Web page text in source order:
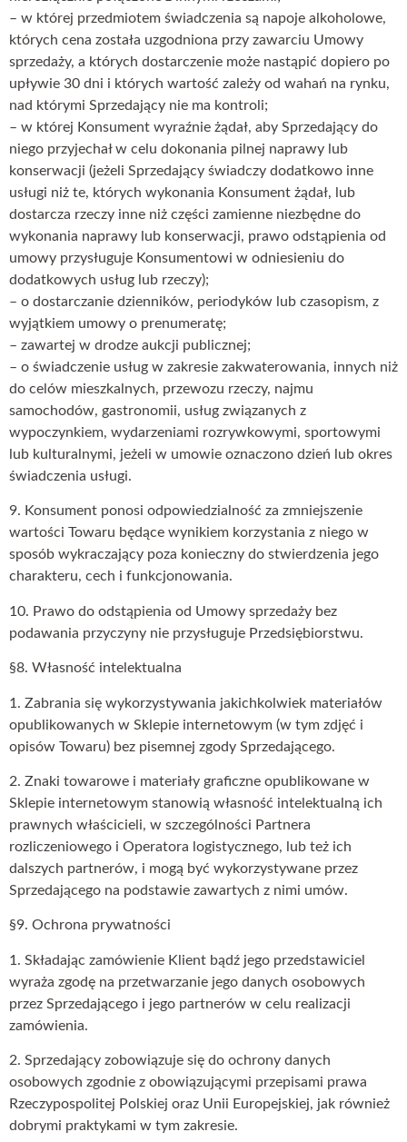
– w której przedmiotem świadczenia są napoje alkoholowe,
których cena została uzgodniona przy zawarciu Umowy
sprzedaży, a których dostarczenie może nastąpić dopiero po
upływie 30 dni i których wartość zależy od wahań na rynku,
nad którymi Sprzedający nie ma kontroli;
– w której Konsument wyraźnie żądał, aby Sprzedający do
niego przyjechał w celu dokonania pilnej naprawy lub
konserwacji (jeżeli Sprzedający świadczy dodatkowo inne
usługi niż te, których wykonania Konsument żądał, lub
dostarcza rzeczy inne niż części zamienne niezbędne do
wykonania naprawy lub konserwacji, prawo odstąpienia od
umowy przysługuje Konsumentowi w odniesieniu do
dodatkowych usług lub rzeczy);
– o dostarczanie dzienników, periodyków lub czasopism, z
wyjątkiem umowy o prenumeratę;
– zawartej w drodze aukcji publicznej;
– o świadczenie usług w zakresie zakwaterowania, innych niż
do celów mieszkalnych, przewozu rzeczy, najmu
samochodów, gastronomii, usług związanych z
wypoczynkiem, wydarzeniami rozrywkowymi, sportowymi
lub kulturalnymi, jeżeli w umowie oznaczono dzień lub okres
świadczenia usługi.
9. Konsument ponosi odpowiedzialność za zmniejszenie
wartości Towaru będące wynikiem korzystania z niego w
sposób wykraczający poza konieczny do stwierdzenia jego
charakteru, cech i funkcjonowania.
10. Prawo do odstąpienia od Umowy sprzedaży bez
podawania przyczyny nie przysługuje Przedsiębiorstwu.
§8. Własność intelektualna
1. Zabrania się wykorzystywania jakichkolwiek materiałów
opublikowanych w Sklepie internetowym (w tym zdjęć i
opisów Towaru) bez pisemnej zgody Sprzedającego.
2. Znaki towarowe i materiały graficzne opublikowane w
Sklepie internetowym stanowią własność intelektualną ich
prawnych właścicieli, w szczególności Partnera
rozliczeniowego i Operatora logistycznego, lub też ich
dalszych partnerów, i mogą być wykorzystywane przez
Sprzedającego na podstawie zawartych z nimi umów.
§9. Ochrona prywatności
1. Składając zamówienie Klient bądź jego przedstawiciel
wyraża zgodę na przetwarzanie jego danych osobowych
przez Sprzedającego i jego partnerów w celu realizacji
zamówienia.
2. Sprzedający zobowiązuje się do ochrony danych
osobowych zgodnie z obowiązującymi przepisami prawa
Rzeczypospolitej Polskiej oraz Unii Europejskiej, jak również
dobrymi praktykami w tym zakresie.